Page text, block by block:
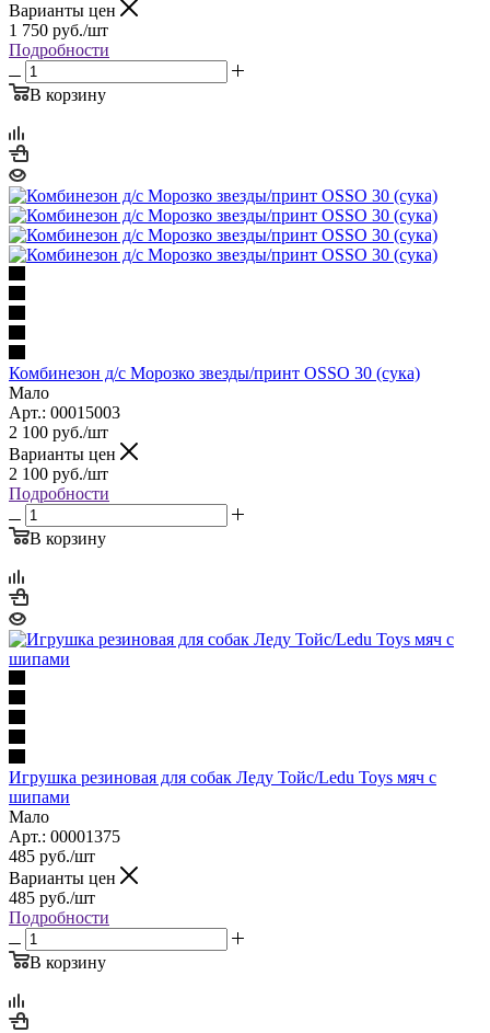
Варианты цен
1 750 руб./шт
Подробности
В корзину
Комбинезон д/с Морозко звезды/принт OSSO 30 (сука)
Мало
Арт.: 00015003
2 100 руб./шт
Варианты цен
2 100 руб./шт
Подробности
В корзину
Игрушка резиновая для собак Леду Тойс/Ledu Toys мяч с
шипами
Мало
Арт.: 00001375
485 руб./шт
Варианты цен
485 руб./шт
Подробности
В корзину